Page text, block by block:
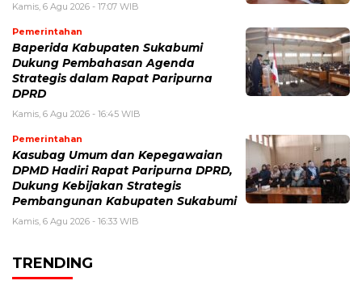
Kamis, 6 Agu 2026 - 17:07 WIB
Pemerintahan
Baperida Kabupaten Sukabumi
Dukung Pembahasan Agenda
Strategis dalam Rapat Paripurna
DPRD
Kamis, 6 Agu 2026 - 16:45 WIB
Pemerintahan
Kasubag Umum dan Kepegawaian
DPMD Hadiri Rapat Paripurna DPRD,
Dukung Kebijakan Strategis
Pembangunan Kabupaten Sukabumi
Kamis, 6 Agu 2026 - 16:33 WIB
TRENDING